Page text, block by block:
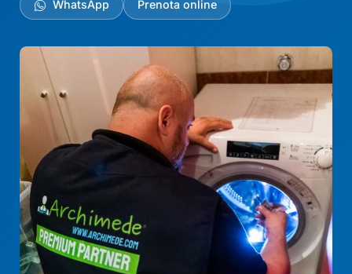
WhatsApp Prenota online